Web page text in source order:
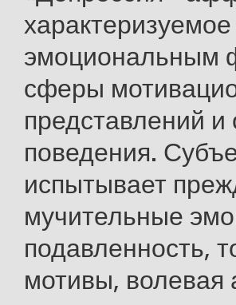
эмоциональным
сферы
представлений
поведения.
испытывает
мучительные
подавленность,
мотивы, волевая